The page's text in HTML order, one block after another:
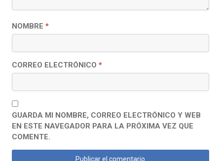
NOMBRE *
CORREO ELECTRÓNICO *
GUARDA MI NOMBRE, CORREO ELECTRÓNICO Y WEB
EN ESTE NAVEGADOR PARA LA PRÓXIMA VEZ QUE
COMENTE.